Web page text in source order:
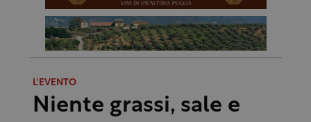
L'EVENTO
Niente grassi, sale e